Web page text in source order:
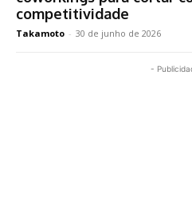
competitividade
Takamoto - 30 de junho de 2026
-